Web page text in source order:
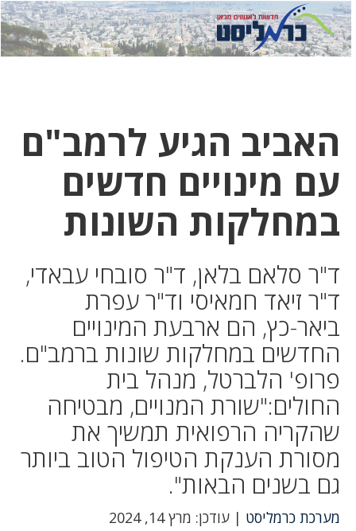
לחץ
כאן
לחץ
כדי
האביב הגיע לרמב"ם
עם מינויים חדשים
במחלקות השונות
ד"ר סלאם בלאן, ד"ר סובחי עבאדי,
ד"ר זיאד חמאיסי וד"ר עפרת
ביאר-כץ, הם ארבעת המינויים
החדשים במחלקות שונות ברמב"ם.
פרופ' הלברטל, מנהל בית
החולים:"שורת המנויים, מבטיחה
שהקריה הרפואית תמשיך את
מסורת הענקת הטיפול הטוב ביותר
גם בשנים הבאות".
מערכת כרמליסט | עודכן: מרץ 14, 2024